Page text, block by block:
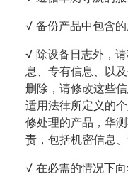
√ 备份产品中包含
√ 除设备日志外，
息、专有信息、以
删除，请修改这些
适用法律所定义的
修处理的产品，华
责，包括机密信息
√ 在必需的情况下